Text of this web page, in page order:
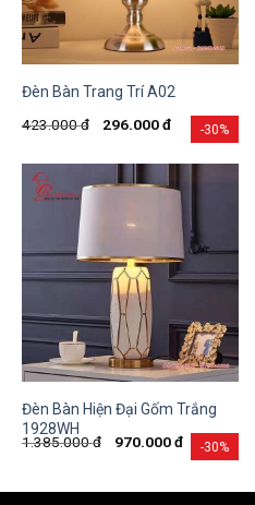
-30%
Đèn Bàn Trang Trí A02
423.000đ 296.000đ
-30%
Đèn Bàn Hiện Đại Gốm Trắng
1928WH
1.385.000đ 970.000đ